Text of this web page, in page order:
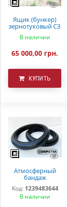
Ящик (бункер)
зернотуковый СЗ
5,4 .Ремонтний
бак на сівалку
В наличии
65 000,00 грн.
КУПИТЬ
Атмосферный
бандаж
прикатывающего
колеса СЗ 3,6 СЗ
5,4 (КПЗ 280*60)
Код: 1239483644
В наличии